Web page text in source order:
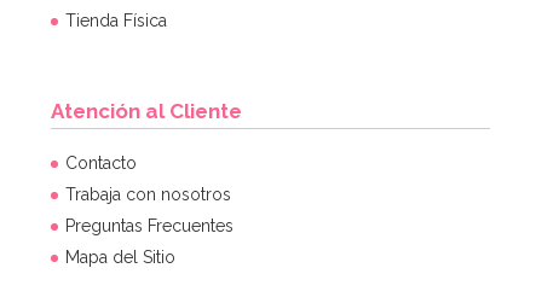
Tienda Física
Atención al Cliente
Contacto
Trabaja con nosotros
Preguntas Frecuentes
Mapa del Sitio